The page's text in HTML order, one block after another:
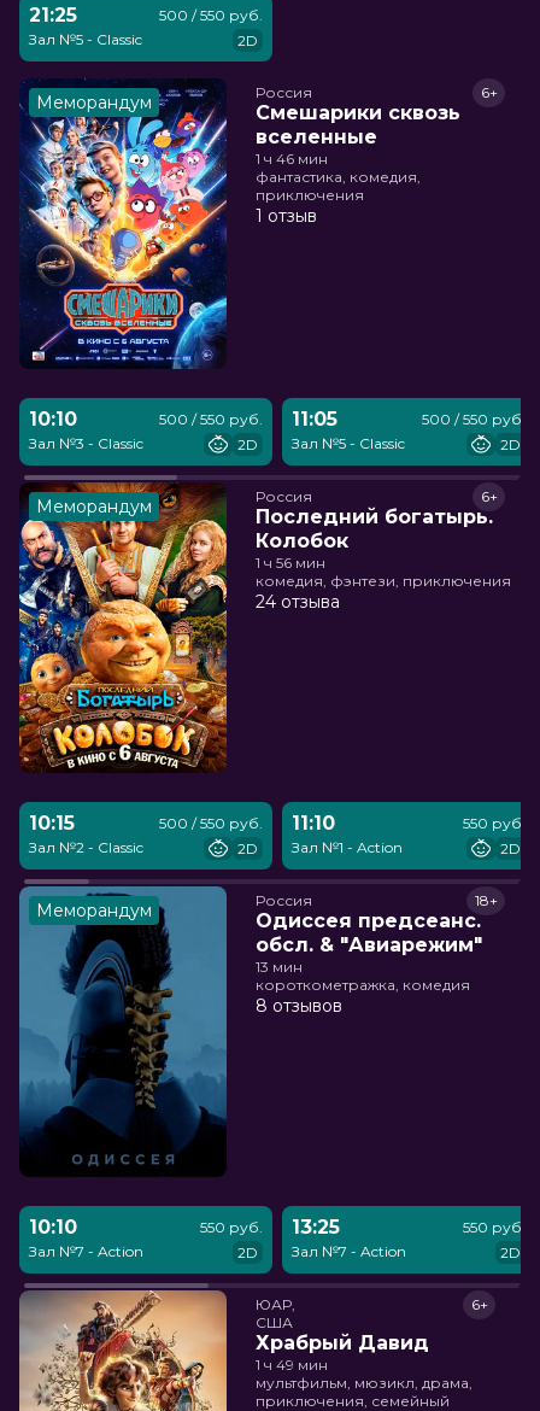
21:25
Зал №5 - Classic
500 / 550 руб.
2D
Меморандум Россия
Смешарики сквозь
вселенные
6+
1 ч 46 мин
фантастика, комедия,
приключения
1 отзыв
10:10
Зал №3 - Classic
500 / 550 руб.
2D
11:05
Зал №5 - Classic
500 / 550 руб.
2D
Меморандум Россия
Последний богатырь.
Колобок
6+
1 ч 56 мин
комедия, фэнтези, приключения
24 отзыва
10:15
Зал №2 - Classic
500 / 550 руб.
2D
11:10
Зал №1 - Action
550 руб.
2D
Меморандум Россия
Одиссея предсеанс.
обсл. & "Авиарежим"
18+
13 мин
короткометражка, комедия
8 отзывов
10:10
Зал №7 - Action
550 руб.
2D
13:25
Зал №7 - Action
550 руб.
2D
ЮАР,
США
Храбрый Давид
6+
1 ч 49 мин
мультфильм, мюзикл, драма,
приключения, семейный